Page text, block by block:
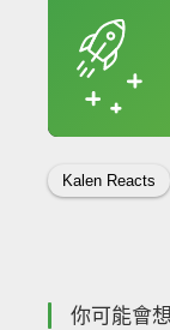
Kalen Reacts
你可能會